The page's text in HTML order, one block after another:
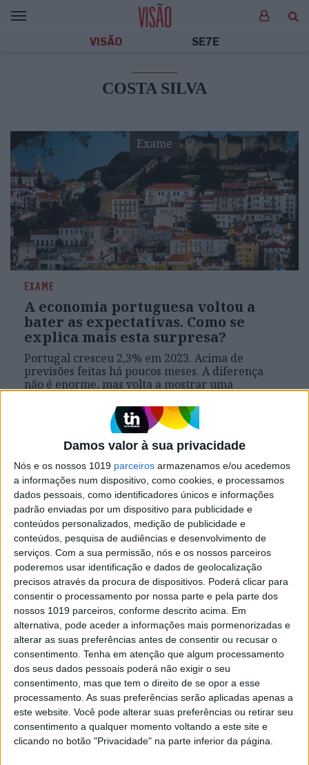
Damos valor à sua privacidade
Nós e os nossos 1019 parceiros armazenamos e/ou acedemos
a informações num dispositivo, como cookies, e processamos
dados pessoais, como identificadores únicos e informações
padrão enviadas por um dispositivo para publicidade e
conteúdos personalizados, medição de publicidade e
conteúdos, pesquisa de audiências e desenvolvimento de
serviços. Com a sua permissão, nós e os nossos parceiros
poderemos usar identificação e dados de geolocalização
precisos através da procura de dispositivos. Poderá clicar para
consentir o processamento por nossa parte e pela parte dos
nossos 1019 parceiros, conforme descrito acima. Em
alternativa, pode aceder a informações mais pormenorizadas e
alterar as suas preferências antes de consentir ou recusar o
consentimento. Tenha em atenção que algum processamento
dos seus dados pessoais poderá não exigir o seu
consentimento, mas que tem o direito de se opor a esse
processamento. As suas preferências serão aplicadas apenas a
este website. Você pode alterar suas preferências ou retirar seu
consentimento a qualquer momento voltando a este site e
clicando no botão "Privacidade" na parte inferior da página.
VISÃO SE7E
COSTA SILVA
Exame
EXAME
A economia portuguesa voltou a
bater as expectativas. Como se
explica mais esta surpresa?
Portugal cresceu 2,3% em 2023. Acima de
previsões feitas há poucos meses. A diferença
não é enorme, mas volta a mostrar uma
economia nacional. Porquê? E como conciliar isso
com o legado disputado do Governo nesta área?
António Costa Silva e economistas ajudam a
VISÃO a responder
VISÃO FEST
“Com esta crise, teremos maior
domínio das energias renováveis,
incluindo o hidrogénio”
António Costa Silva e José Sá Fernandes debatem
no VISÃO FEST Verde os desafios ambientais do
futuro, sem perder uma perspetiva otimista. O